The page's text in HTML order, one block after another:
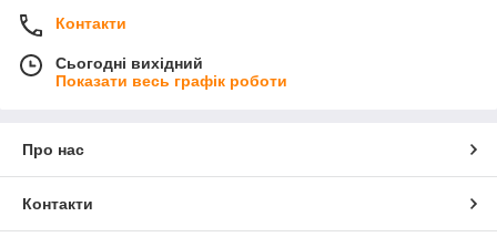
Контакти
Сьогодні вихідний
Показати весь графік роботи
Про нас
Контакти